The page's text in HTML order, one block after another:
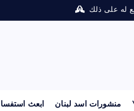
له على ذلك
ابعث منشورات اسد لبنان